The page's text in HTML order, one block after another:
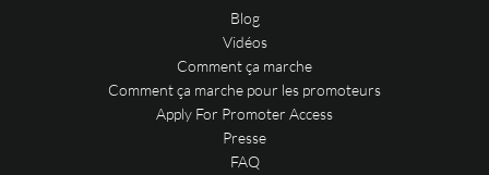
Blog
Vidéos
Comment ça marche
Comment ça marche pour les promoteurs
Apply For Promoter Access
Presse
FAQ